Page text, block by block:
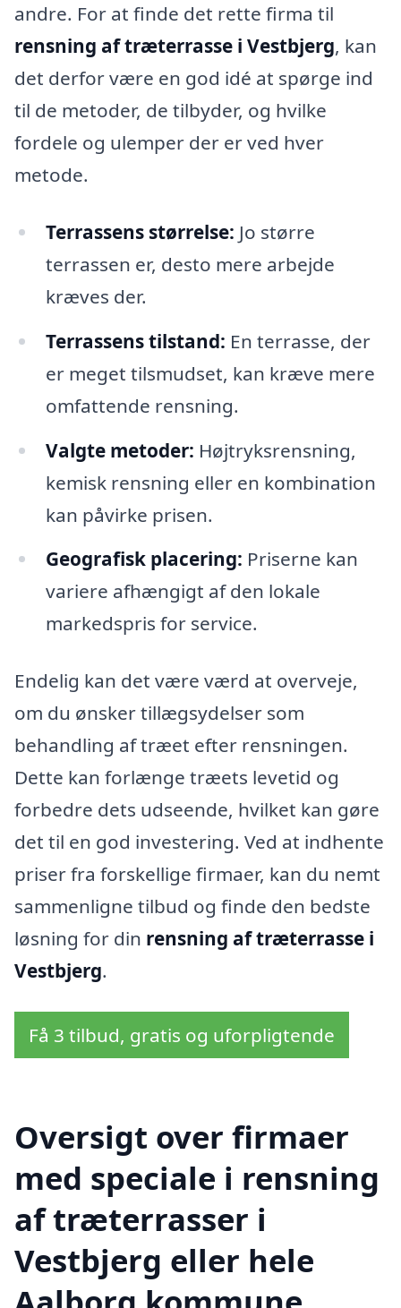
andre. For at finde det rette firma til
rensning af træterrasse i Vestbjerg, kan
det derfor være en god idé at spørge ind
til de metoder, de tilbyder, og hvilke
fordele og ulemper der er ved hver
metode.
Terrassens størrelse: Jo større
terrassen er, desto mere arbejde
kræves der.
Terrassens tilstand: En terrasse, der
er meget tilsmudset, kan kræve mere
omfattende rensning.
Valgte metoder: Højtryksrensning,
kemisk rensning eller en kombination
kan påvirke prisen.
Geografisk placering: Priserne kan
variere afhængigt af den lokale
markedspris for service.
Endelig kan det være værd at overveje,
om du ønsker tillægsydelser som
behandling af træet efter rensningen.
Dette kan forlænge træets levetid og
forbedre dets udseende, hvilket kan gøre
det til en god investering. Ved at indhente
priser fra forskellige firmaer, kan du nemt
sammenligne tilbud og finde den bedste
løsning for din rensning af træterrasse i
Vestbjerg.
Få 3 tilbud, gratis og uforpligtende
Oversigt over firmaer
med speciale i rensning
af træterrasser i
Vestbjerg eller hele